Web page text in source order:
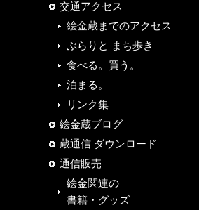
交通アクセス
絵金蔵までのアクセス
ぶらりと まち歩き
食べる。買う。
泊まる。
リンク集
絵金蔵ブログ
蔵通信 ダウンロード
通信販売
絵金関連の
書籍・グッズ